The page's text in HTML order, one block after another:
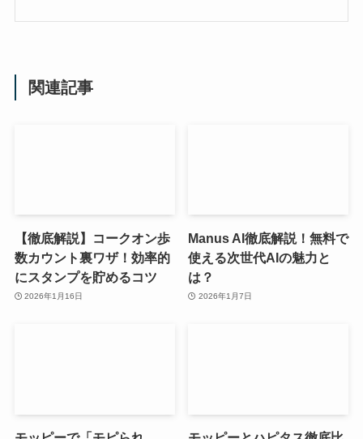
関連記事
【徹底解説】コークオン歩
数カウント裏ワザ！効率的
にスタンプを貯めるコツ
2026年1月16日
Manus AI徹底解説！無料で
使える次世代AIの魅力と
は？
2026年1月7日